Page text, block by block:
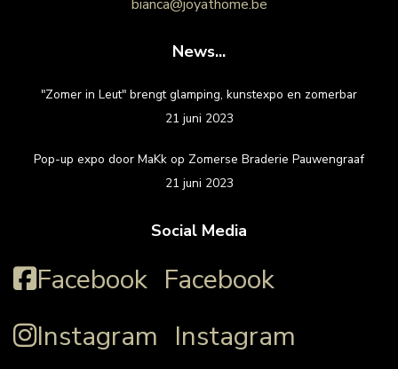
bianca@joyathome.be
News...
"Zomer in Leut" brengt glamping, kunstexpo en zomerbar
21 juni 2023
Pop-up expo door MaKk op Zomerse Braderie Pauwengraaf
21 juni 2023
Social Media
Facebook Facebook
Instagram Instagram